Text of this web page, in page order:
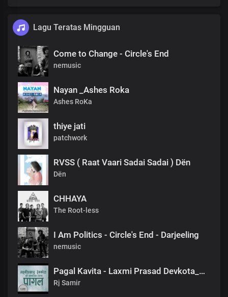
Lagu Teratas Mingguan
Come to Change - Circle's End
nemusic
Nayan _Ashes Roka
Ashes RoKa
thiye jati
patchwork
RVSS ( Raat Vaari Sadai Sadai ) Dën
Dën
CHHAYA
The Root-less
I Am Politics - Circle's End - Darjeeling
nemusic
Pagal Kavita - Laxmi Prasad Devkota_लक्ष्मी प्रसाद देवकोटाको मनछुने कविता पागल_RjSamirTheStoryteller
Rj Samir